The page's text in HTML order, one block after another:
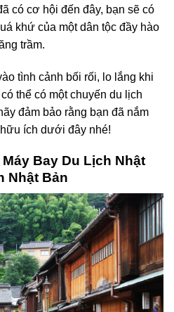
có cơ hội đến đây, bạn sẽ có
khứ của một dân tộc đầy hào
trầm.
tình cảnh bối rối, lo lắng khi
thể có một chuyến du lịch
đảm bảo rằng bạn đã nắm
ích dưới đây nhé!
Bay Du Lịch Nhật
Nhật Bản